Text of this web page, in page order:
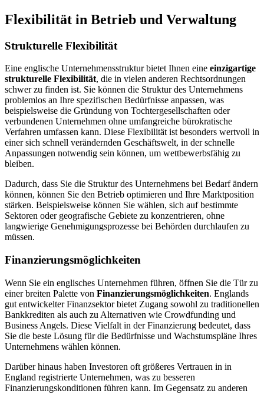
Flexibilität in Betrieb und Verwaltung
Strukturelle Flexibilität
Eine englische Unternehmensstruktur bietet Ihnen eine einzigartige
strukturelle Flexibilität, die in vielen anderen Rechtsordnungen
schwer zu finden ist. Sie können die Struktur des Unternehmens
problemlos an Ihre spezifischen Bedürfnisse anpassen, was
beispielsweise die Gründung von Tochtergesellschaften oder
verbundenen Unternehmen ohne umfangreiche bürokratische
Verfahren umfassen kann. Diese Flexibilität ist besonders wertvoll in
einer sich schnell verändernden Geschäftswelt, in der schnelle
Anpassungen notwendig sein können, um wettbewerbsfähig zu
bleiben.
Dadurch, dass Sie die Struktur des Unternehmens bei Bedarf ändern
können, können Sie den Betrieb optimieren und Ihre Marktposition
stärken. Beispielsweise können Sie wählen, sich auf bestimmte
Sektoren oder geografische Gebiete zu konzentrieren, ohne
langwierige Genehmigungsprozesse bei Behörden durchlaufen zu
müssen.
Finanzierungsmöglichkeiten
Wenn Sie ein englisches Unternehmen führen, öffnen Sie die Tür zu
einer breiten Palette von Finanzierungsmöglichkeiten. Englands
gut entwickelter Finanzsektor bietet Zugang sowohl zu traditionellen
Bankkrediten als auch zu Alternativen wie Crowdfunding und
Business Angels. Diese Vielfalt in der Finanzierung bedeutet, dass
Sie die beste Lösung für die Bedürfnisse und Wachstumspläne Ihres
Unternehmens wählen können.
Darüber hinaus haben Investoren oft größeres Vertrauen in in
England registrierte Unternehmen, was zu besseren
Finanzierungskonditionen führen kann. Im Gegensatz zu anderen